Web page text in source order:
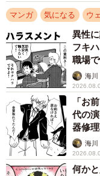
プライベートでは特
なるとなぜか聞き取
ることが自分にはで
ていきます。
マンガ 気になる ウ
異性
フキ
職場
海川
「お
代の
器修
思わぬ
海川
何か